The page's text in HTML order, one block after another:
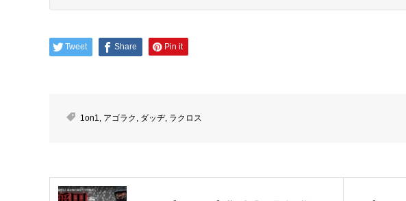
Tweet Share Pin it
1on1, アゴラク , ダッヂ, ラクロス